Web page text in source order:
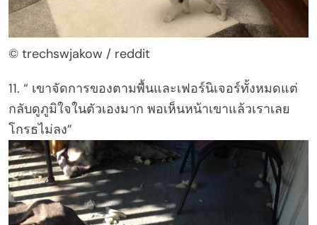
© trechswjakow / reddit
11. “ เขาจัดการของตามพื้นและเฟอร์นิเจอร์ทั้งหมดแต่
กลับดูภูมิใจในตัวเองมาก พอเห็นหน้าเขาแล้วเราเลย
โกรธไม่ลง”